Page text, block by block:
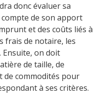
donc évaluer sa
de son apport
et des coûts liés à
frais de notaire, les
Ensuite, on doit
de taille, de
de commodités pour
à ses critères.